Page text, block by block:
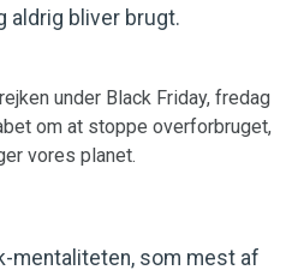
aldrig bliver brugt.
under Black Friday, fredag
om at stoppe overforbruget,
vores planet.
mentaliteten, som mest af